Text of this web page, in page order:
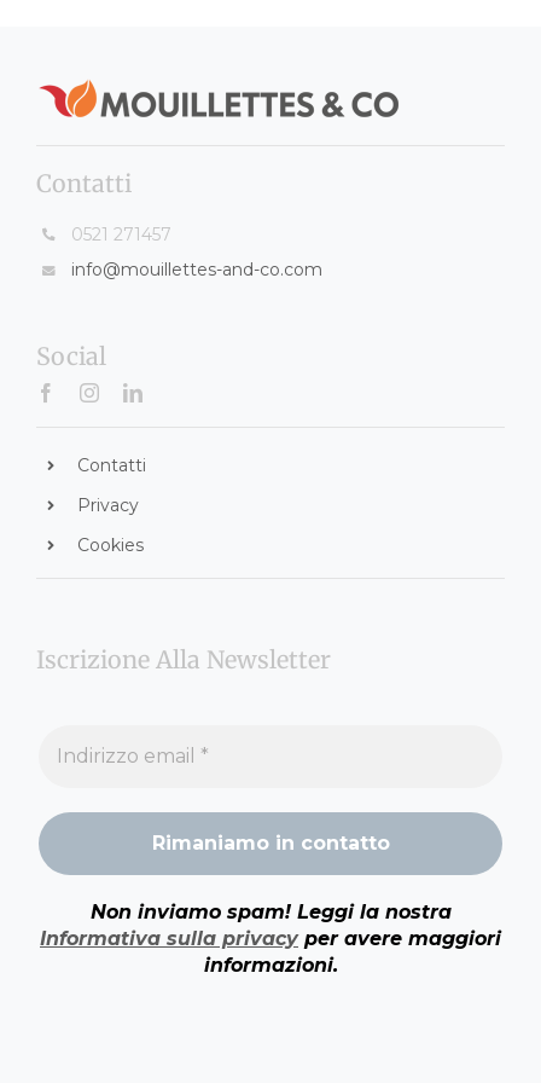
Contatti
0521 271457
info@mouillettes-and-co.com
Social
Contatti
Privacy
Cookies
Iscrizione Alla Newsletter
Non inviamo spam! Leggi la nostra
Informativa sulla privacyper avere maggiori
informazioni.